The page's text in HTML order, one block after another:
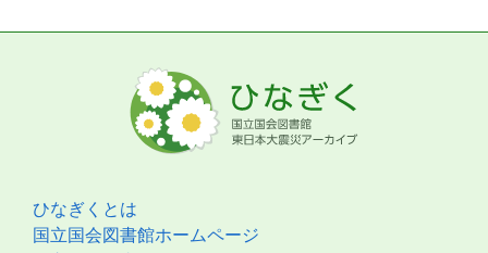
ひなぎくとは
国立国会図書館ホームページ